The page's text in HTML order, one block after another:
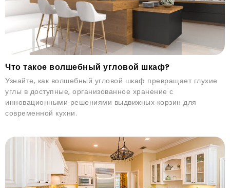
Что такое волшебный угловой шкаф?
Узнайте, как волшебный угловой шкаф превращает глухие
углы в доступные, организованное хранение с
инновационными решениями выдвижных корзин для
современной кухни.